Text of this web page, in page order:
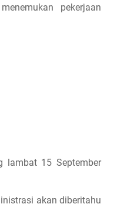
pekerjaan
lambat 15 September
akan diberitahu